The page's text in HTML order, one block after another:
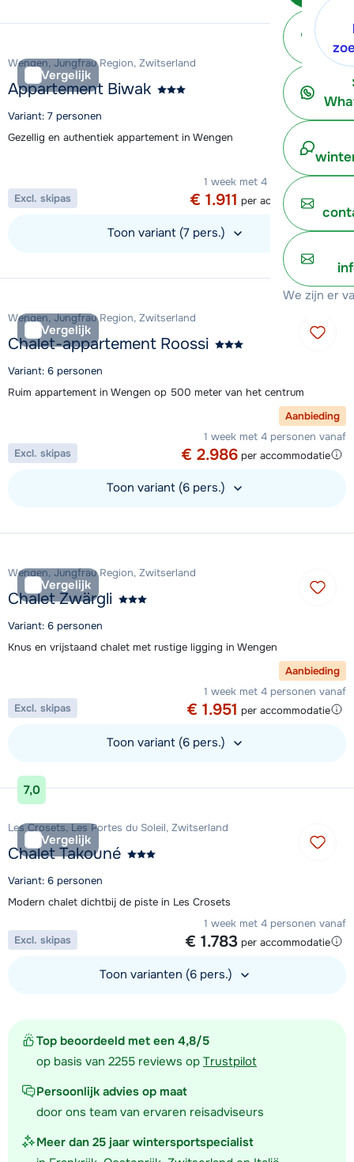
We zijn er
Top beoordeeld met een 4,8/5
op basis van 2255 reviews op Trustpilot
Persoonlijk advies op maat
door ons team van ervaren reisadviseurs
Meer dan 25 jaar wintersportspecialist
Vergelijk
Wengen, Jungfrau Region, Zwitserland
Appartement Biwak
Variant: 7 personen
Gezellig en authentiek appartement in Wengen
Aanbieding
1 week met 4 personen vanaf
€ 1.911 per accommodatie
Excl. skipas
Toon variant (7 pers.)
Vergelijk
Wengen, Jungfrau Region, Zwitserland
Chalet-appartement Roossi
Variant: 6 personen
Ruim appartement in Wengen op 500 meter van het centrum
Aanbieding
1 week met 4 personen vanaf
€ 2.986 per accommodatie
Excl. skipas
Toon variant (6 pers.)
Vergelijk
Wengen, Jungfrau Region, Zwitserland
Chalet Zwärgli
Variant: 6 personen
Knus en vrijstaand chalet met rustige ligging in Wengen
Aanbieding
1 week met 4 personen vanaf
€ 1.951 per accommodatie
Excl. skipas
Toon variant (6 pers.)
Bekijk accommodatie
7,0
Vergelijk
Les Crosets, Les Portes du Soleil, Zwitserland
Chalet Takouné
Variant: 6 personen
Modern chalet dichtbij de piste in Les Crosets
1 week met 4 personen vanaf
€ 1.783 per accommodatie
Excl. skipas
Toon varianten (6 pers.)